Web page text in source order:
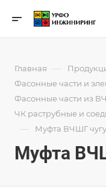
Главная —
Фасонные части и
Фасонные части из
ЧК раструбные и
— Муфта ВЧШГ
Муфта